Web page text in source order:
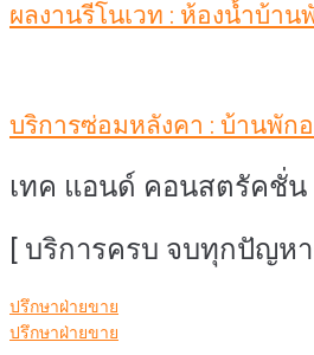
ผลงานรีโนเวท : ห้องน้ำบ้า
บริการซ่อมหลังคา : บ้านพัก
เทค แอนด์ คอนสตรัคชั่น
[ บริการครบ จบทุกปัญหา
ปรึกษาฝ่ายขาย
ปรึกษาฝ่ายขาย